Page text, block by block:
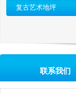
复古艺术地坪
联系我们